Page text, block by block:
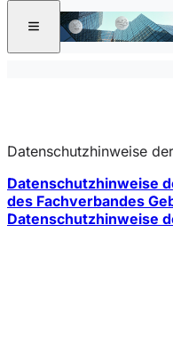
Datenschutzhinweise
Datenschutzhinweise
des Fachverbandes
Datenschutzhinweise